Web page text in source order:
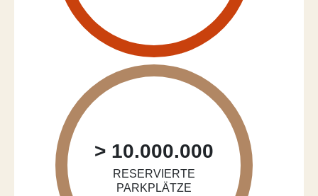
> 10.000.000
RESERVIERTE
PARKPLÄTZE